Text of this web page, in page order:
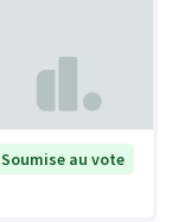
Soumise au vote